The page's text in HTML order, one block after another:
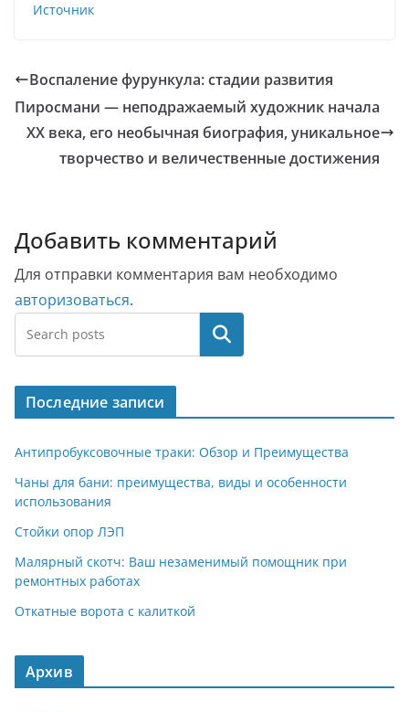
Источник
Воспаление фурункула: стадии развития
Пиросмани — неподражаемый художник начала
XX века, его необычная биография, уникальное
творчество и величественные достижения
Добавить комментарий
Для отправки комментария вам необходимо
авторизоваться.
Поиск
Последние записи
Антипробуксовочные траки: Обзор и Преимущества
Чаны для бани: преимущества, виды и особенности
использования
Стойки опор ЛЭП
Малярный скотч: Ваш незаменимый помощник при
ремонтных работах
Откатные ворота с калиткой
Архив